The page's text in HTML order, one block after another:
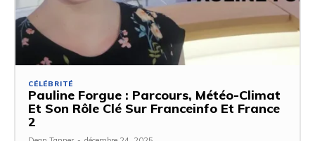
CÉLÉBRITÉ
Pauline Forgue : Parcours, Météo-Climat
Et Son Rôle Clé Sur Franceinfo Et France
2